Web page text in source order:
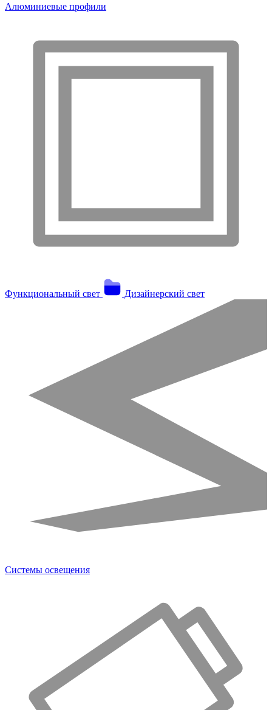
Алюминиевые профили
Функциональный свет Дизайнерский свет
Системы освещения